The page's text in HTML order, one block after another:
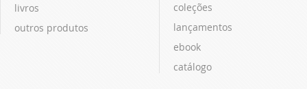
livros
outros produtos
coleções
lançamentos
ebook
catálogo